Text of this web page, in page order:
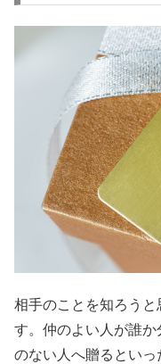
相手のことを知ろうと
す。仲のよい人が誰
のない人へ贈るとい